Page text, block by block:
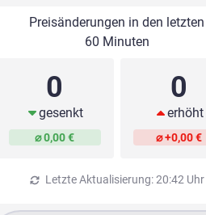
Preisänderungen in den letzten
60 Minuten
0
gesenkt
⌀ 0,00 €
0
erhöht
⌀ +0,00 €
Letzte Aktualisierung: 20:42 Uhr